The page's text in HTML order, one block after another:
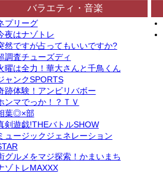
バラエティ・音楽
プリーグ
夜はナゾトレ
然ですが占ってもいいですか?
調査チューズディ
曜は全力！華大さんと千鳥くん
ャンクSPORTS
跡体験！アンビリバボー
ンマでっか！？ＴＶ
葉◎×部
剣遊戯!THEバトルSHOW
ュージックジェネレーション
グルメをマジ探索！かまいまち
ゾトレMAXXX